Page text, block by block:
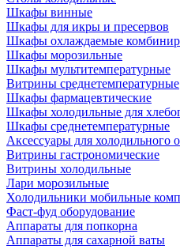
Шкафы винные
Шкафы для икры и пресервов
Шкафы охлаждаемые
Шкафы морозильные
Шкафы мультитемпературные
Витрины среднетемпературные
Шкафы фармацевтические
Шкафы холодильные для
Шкафы среднетемпературные
Аксессуары для холодильного
Витрины гастрономические
Витрины холодильные
Лари морозильные
Холодильники мобильные
Фаст-фуд оборудование
Аппараты для попкорна
Аппараты для сахарной ваты